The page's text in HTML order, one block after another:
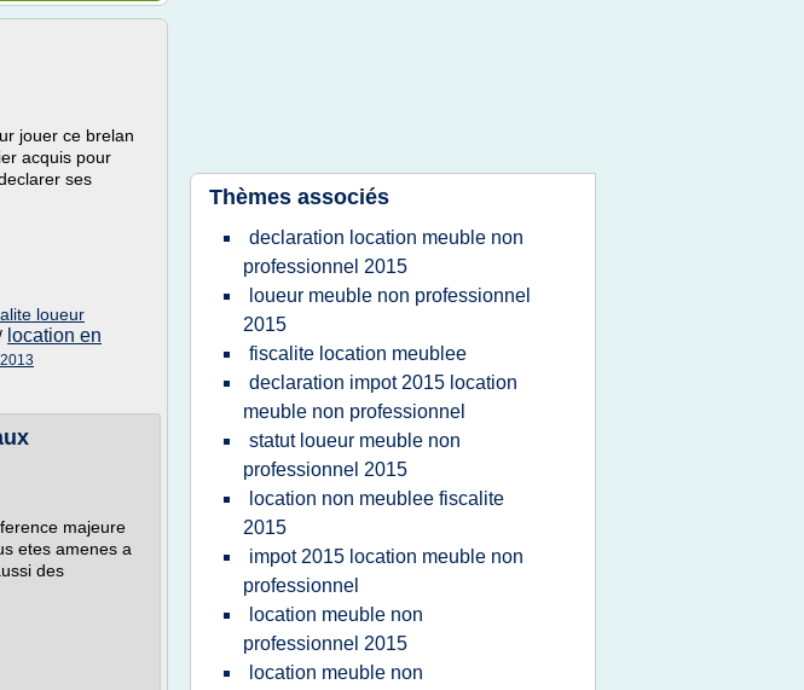
jouer ce brelan
acquis pour
ses
loueur
location en
majeure
etes amenes a
des
Thèmes associés
declaration location meuble non
professionnel 2015
loueur meuble non professionnel
2015
fiscalite location meublee
declaration impot 2015 location
meuble non professionnel
statut loueur meuble non
professionnel 2015
location non meublee fiscalite
2015
impot 2015 location meuble non
professionnel
location meuble non
professionnel 2015
location meuble non